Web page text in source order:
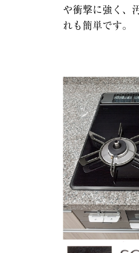
や衝撃に強く、
れも簡単です。